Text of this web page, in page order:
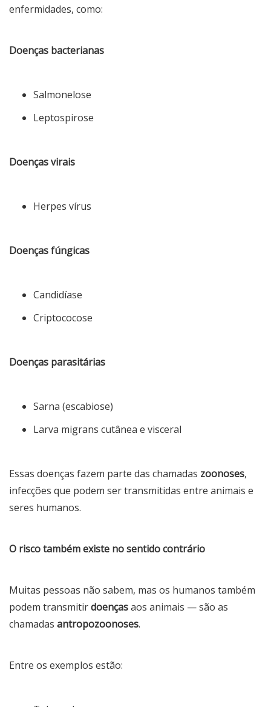
enfermidades, como:
Doenças bacterianas
Salmonelose
Leptospirose
Doenças virais
Herpes vírus
Doenças fúngicas
Candidíase
Criptococose
Doenças parasitárias
Sarna (escabiose)
Larva migrans cutânea e visceral
Essas doenças fazem parte das chamadas zoonoses,
infecções que podem ser transmitidas entre animais e
seres humanos.
O risco também existe no sentido contrário
Muitas pessoas não sabem, mas os humanos também
podem transmitirdoençasaos animais — são as
chamadas antropozoonoses.
Entre os exemplos estão: